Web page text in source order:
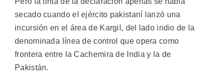
secado cuando el ejército pakistaní lanzó una
incursión en el área de Kargil, del lado indio de la
denominada línea de control que opera como
frontera entre la Cachemira de India y la de
Pakistán.